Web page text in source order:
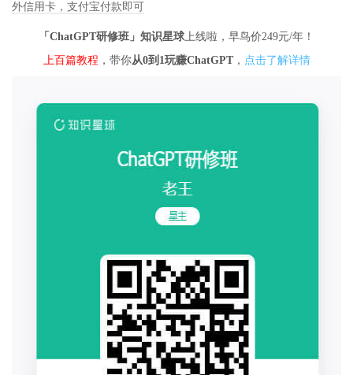
外信用卡，支付宝付款即可
「ChatGPT研修班」知识星球上线啦，早鸟价249元/年！
上百篇教程 ，带你从0到1玩赚ChatGPT， 点击了解详情